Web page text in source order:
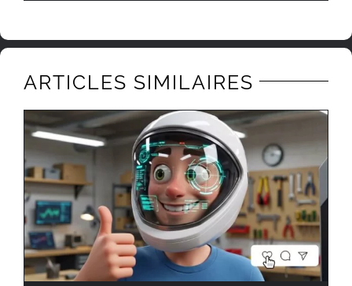
ARTICLES SIMILAIRES